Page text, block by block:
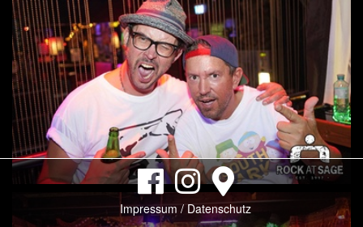
Impressum / Datenschutz